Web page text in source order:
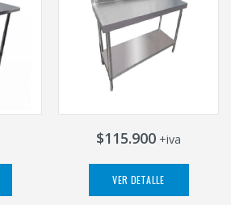
$115.900 +iva
VER DETALLE